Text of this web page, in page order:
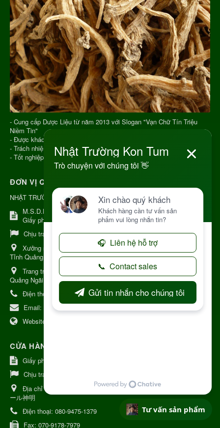
- Cung cấp Dược Liệu từ năm 2013 với Slogan "Vạn Chữ Tín Triệu
Niềm Tin"
- Được khách hàng đánh giá cao và nhận sự tin tưởng
- Trách nhiệm trên từng đơn hàng
- Tốt nghiệp Y Học Cổ Truyền, đúng chuyên ngành
ĐƠN VỊ QUẢN LÝ
NHẬT TRƯỜNG KON TUM
M.S.D.N: 8344254367, Cấp tại Kon Tum.
Giấy phép số: Số 38A.8009409/HKD
Chịu trách nhiệm:Chủ cơ sở Nguyễn Nhật Trường
Xưởng sản xuất:
34 Lý Thường Kiệt, Tổ 6, Phường Kon Tum,
Tỉnh Quảng Ngải
Trang trại Dược Liệu Hữu Cơ: Khu 37 Hộ Xã Măng Đen Tỉnh
Quảng Ngãi
Điện thoại:
+84 906968923
Email:
kinhdoanh@nhattruongkontum.com
Website:
CỬA HÀNG GIỚI THIỆU TẠI NHẬT BẢN
Giấy phép số: 080-9475-1379
Chịu trách nhiệm:
Địa chỉ Nhật Bản:
日本 愛知県刈谷市神明町6丁目308番地 ファミ
ール神明
Điện thoại: 080-9475-1379
Fax: 070-9178-7979
Tư vấn sản phẩm